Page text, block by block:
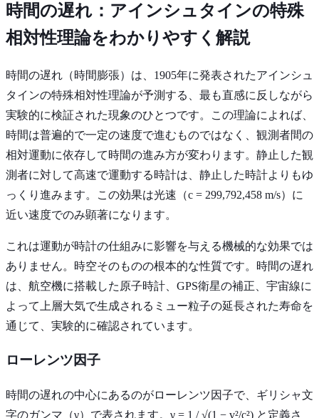
時間の遅れ：アインシュタインの特殊
相対性理論をわかりやすく解説
時間の遅れ（時間膨張）は、1905年に発表されたアインシュ
タインの特殊相対性理論が予測する、最も直感に反しながら
実験的に検証された現象のひとつです。この理論によれば、
時間は普遍的で一定の速度で進むものではなく、観測者間の
相対運動に依存して時間の進み方が変わります。静止した観
測者に対して高速で運動する時計は、静止した時計よりもゆ
っくり進みます。この効果は光速（c = 299,792,458 m/s）に
近い速度でのみ顕著になります。
これは運動が時計の仕組みに影響を与える機械的な効果では
ありません。時空そのものの根本的な性質です。時間の遅れ
は、航空機に搭載した原子時計、GPS衛星の補正、宇宙線に
よって上層大気で生成されるミュー粒子の延長された寿命を
通じて、実験的に確認されています。
ローレンツ因子
時間の遅れの中心にあるのがローレンツ因子で、ギリシャ文
字のガンマ（γ）で表されます。γ = 1 / √(1 − v²/c²) と定義さ